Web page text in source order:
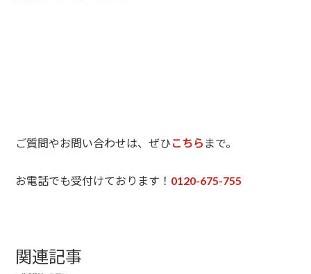
ご質問やお問い合わせは、ぜひこちら まで。
お電話でも受付けております！ 0120-675-755
関連記事